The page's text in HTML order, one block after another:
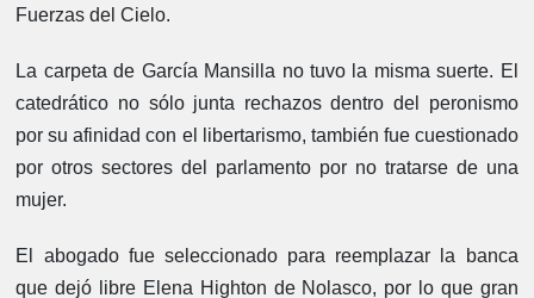
Fuerzas del Cielo.
La carpeta de García Mansilla no tuvo la misma suerte. El
catedrático no sólo junta rechazos dentro del peronismo
por su afinidad con el libertarismo, también fue cuestionado
por otros sectores del parlamento por no tratarse de una
mujer.
El abogado fue seleccionado para reemplazar la banca
que dejó libre Elena Highton de Nolasco, por lo que gran